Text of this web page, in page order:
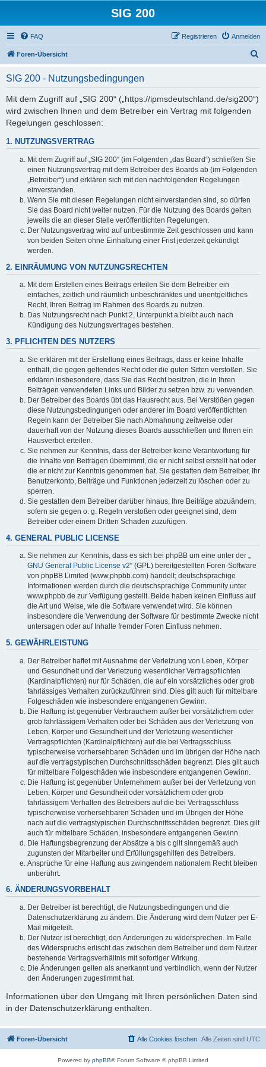
SIG 200
FAQ Anmelden
Registrieren
Foren-Übersicht
SIG 200 - Nutzungsbedingungen
Mit dem Zugriff auf „SIG 200“ („https://ipmsdeutschland.de/sig200“)
wird zwischen Ihnen und dem Betreiber ein Vertrag mit folgenden
Regelungen geschlossen:
1. NUTZUNGSVERTRAG
Mit dem Zugriff auf „SIG 200“ (im Folgenden „das Board“) schließen Sie
einen Nutzungsvertrag mit dem Betreiber des Boards ab (im Folgenden
„Betreiber“) und erklären sich mit den nachfolgenden Regelungen
einverstanden.
Wenn Sie mit diesen Regelungen nicht einverstanden sind, so dürfen
Sie das Board nicht weiter nutzen. Für die Nutzung des Boards gelten
jeweils die an dieser Stelle veröffentlichten Regelungen.
Der Nutzungsvertrag wird auf unbestimmte Zeit geschlossen und kann
von beiden Seiten ohne Einhaltung einer Frist jederzeit gekündigt
werden.
2. EINRÄUMUNG VON NUTZUNGSRECHTEN
Mit dem Erstellen eines Beitrags erteilen Sie dem Betreiber ein
einfaches, zeitlich und räumlich unbeschränktes und unentgeltliches
Recht, Ihren Beitrag im Rahmen des Boards zu nutzen.
Das Nutzungsrecht nach Punkt 2, Unterpunkt a bleibt auch nach
Kündigung des Nutzungsvertrages bestehen.
3. PFLICHTEN DES NUTZERS
Sie erklären mit der Erstellung eines Beitrags, dass er keine Inhalte
enthält, die gegen geltendes Recht oder die guten Sitten verstoßen. Sie
erklären insbesondere, dass Sie das Recht besitzen, die in Ihren
Beiträgen verwendeten Links und Bilder zu setzen bzw. zu verwenden.
Der Betreiber des Boards übt das Hausrecht aus. Bei Verstößen gegen
diese Nutzungsbedingungen oder anderer im Board veröffentlichten
Regeln kann der Betreiber Sie nach Abmahnung zeitweise oder
dauerhaft von der Nutzung dieses Boards ausschließen und Ihnen ein
Hausverbot erteilen.
Sie nehmen zur Kenntnis, dass der Betreiber keine Verantwortung für
die Inhalte von Beiträgen übernimmt, die er nicht selbst erstellt hat oder
die er nicht zur Kenntnis genommen hat. Sie gestatten dem Betreiber, Ihr
Benutzerkonto, Beiträge und Funktionen jederzeit zu löschen oder zu
sperren.
Sie gestatten dem Betreiber darüber hinaus, Ihre Beiträge abzuändern,
sofern sie gegen o. g. Regeln verstoßen oder geeignet sind, dem
Betreiber oder einem Dritten Schaden zuzufügen.
4. GENERAL PUBLIC LICENSE
Sie nehmen zur Kenntnis, dass es sich bei phpBB um eine unter der „
GNU General Public License v2“ (GPL) bereitgestellten Foren-Software
von phpBB Limited (www.phpbb.com) handelt; deutschsprachige
Informationen werden durch die deutschsprachige Community unter
www.phpbb.de zur Verfügung gestellt. Beide haben keinen Einfluss auf
die Art und Weise, wie die Software verwendet wird. Sie können
insbesondere die Verwendung der Software für bestimmte Zwecke nicht
untersagen oder auf Inhalte fremder Foren Einfluss nehmen.
5. GEWÄHRLEISTUNG
Der Betreiber haftet mit Ausnahme der Verletzung von Leben, Körper
und Gesundheit und der Verletzung wesentlicher Vertragspflichten
(Kardinalpflichten) nur für Schäden, die auf ein vorsätzliches oder grob
fahrlässiges Verhalten zurückzuführen sind. Dies gilt auch für mittelbare
Folgeschäden wie insbesondere entgangenen Gewinn.
Die Haftung ist gegenüber Verbrauchern außer bei vorsätzlichem oder
grob fahrlässigem Verhalten oder bei Schäden aus der Verletzung von
Leben, Körper und Gesundheit und der Verletzung wesentlicher
Vertragspflichten (Kardinalpflichten) auf die bei Vertragsschluss
typischerweise vorhersehbaren Schäden und im übrigen der Höhe nach
auf die vertragstypischen Durchschnittsschäden begrenzt. Dies gilt auch
für mittelbare Folgeschäden wie insbesondere entgangenen Gewinn.
Die Haftung ist gegenüber Unternehmern außer bei der Verletzung von
Leben, Körper und Gesundheit oder vorsätzlichem oder grob
fahrlässigem Verhalten des Betreibers auf die bei Vertragsschluss
typischerweise vorhersehbaren Schäden und im Übrigen der Höhe
nach auf die vertragstypischen Durchschnittsschäden begrenzt. Dies gilt
auch für mittelbare Schäden, insbesondere entgangenen Gewinn.
Die Haftungsbegrenzung der Absätze a bis c gilt sinngemäß auch
zugunsten der Mitarbeiter und Erfüllungsgehilfen des Betreibers.
Ansprüche für eine Haftung aus zwingendem nationalem Recht bleiben
unberührt.
6. ÄNDERUNGSVORBEHALT
Der Betreiber ist berechtigt, die Nutzungsbedingungen und die
Datenschutzerklärung zu ändern. Die Änderung wird dem Nutzer per E-
Mail mitgeteilt.
Der Nutzer ist berechtigt, den Änderungen zu widersprechen. Im Falle
des Widerspruchs erlischt das zwischen dem Betreiber und dem Nutzer
bestehende Vertragsverhältnis mit sofortiger Wirkung.
Die Änderungen gelten als anerkannt und verbindlich, wenn der Nutzer
den Änderungen zugestimmt hat.
Informationen über den Umgang mit Ihren persönlichen Daten sind
in der Datenschutzerklärung enthalten.
Foren-Übersicht Alle Zeiten sind UTC
Alle Cookies löschen
Powered by phpBB® Forum Software © phpBB Limited